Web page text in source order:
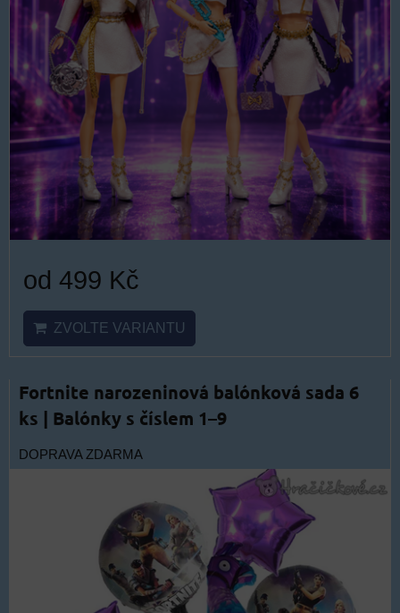
od 499 Kč
ZVOLTE VARIANTU
Fortnite narozeninová balónková sada 6
ks | Balónky s číslem 1–9
DOPRAVA ZDARMA